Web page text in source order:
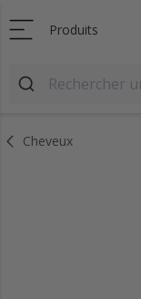
Produits
Cheveux